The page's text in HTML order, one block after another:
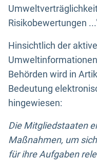
Risikobewertungen
Hinsichtlich der
Behörden wird in
Bedeutung
hingewiesen:
Die Mitgliedstaaten
Maßnahmen, um
für ihre Aufgaben